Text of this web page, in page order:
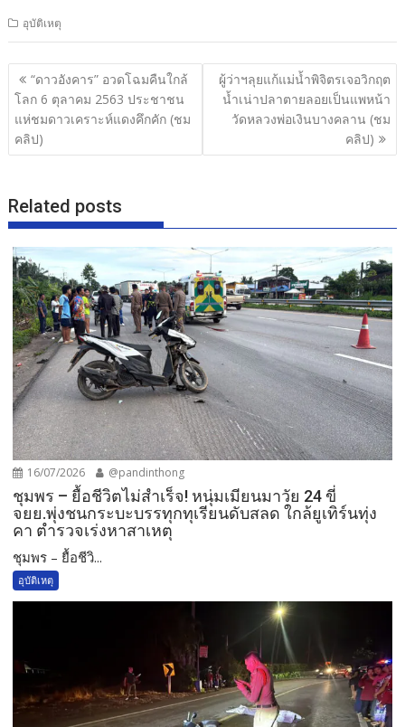
e
b
o
o
k
itt
er
e ar
e
อุบัติเหตุ
แนะแนว
เรื่อง
“ดาวอังคาร” อวดโฉมคืนใกล้
โลก 6 ตุลาคม 2563 ประชาชน
แห่ชมดาวเคราะห์แดงคึกคัก (ชม
คลิป)
ผู้ว่าฯลุยแก้แม่น้ำพิจิตรเจอวิกฤต
น้ำเน่าปลาตายลอยเป็นแพหน้า
วัดหลวงพ่อเงินบางคลาน (ชม
คลิป)
Related posts
16/07/2026 @pandinthong
ชุมพร – ยื้อชีวิตไม่สำเร็จ! หนุ่มเมียนมาวัย 24 ขี่
จยย.พุ่งชนกระบะบรรทุกทุเรียนดับสลด ใกล้ยูเทิร์นทุ่ง
คา ตำรวจเร่งหาสาเหตุ
ชุมพร – ยื้อชีวิ...
อุบัติเหตุ